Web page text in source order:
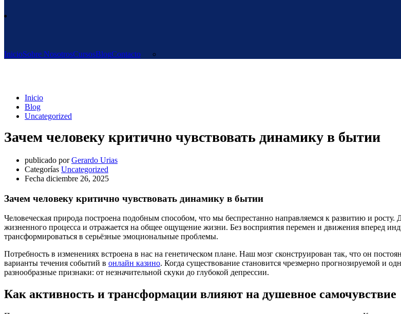
InicioSobre NosotrosCursosBlogContacto
Inicio
Blog
Uncategorized
Зачем человеку критично чувствовать динамику в бытии
publicado por Gerardo Urias
Categorías Uncategorized
Fecha diciembre 26, 2025
Зачем человеку критично чувствовать динамику в бытии
Человеческая природа построена подобным способом, что мы беспрестанно направляемся к развитию и
жизненного процесса и отражается на общее ощущение жизни. Без восприятия перемен и движения вперед
трансформироваться в серьёзные эмоциональные проблемы.
Потребность в изменениях встроена в нас на генетическом плане. Наш мозг сконструирован так, что он
варианты течения событий в онлайн казино. Когда существование становится чрезмерно прогнозируемой и
разнообразные признаки: от незначительной скуки до глубокой депрессии.
Как активность и трансформации влияют на душевное самочувствие